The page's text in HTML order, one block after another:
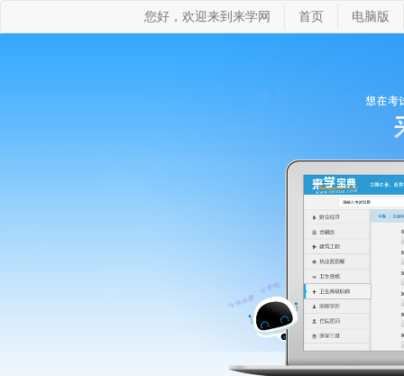
您好，欢迎来到来学网 首页 电脑版